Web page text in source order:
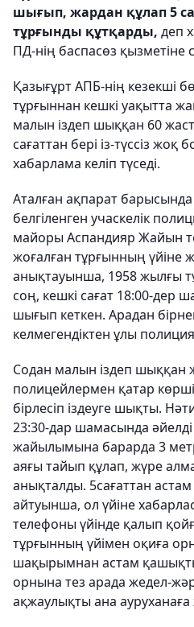
шығып, жардан құлап 5
тұрғынды құтқарды, деп
ПД-нің баспасөз қызметіне
Қазығұрт АПБ-нің кезекші
тұрғыннан кешкі уақытта
малын іздеп шыққан 60
сағаттан бері із-түссіз жоқ
хабарлама келіп түседі.
Аталған ақпарат
белгіленген учаскелік
майоры Аспандияр Жайын
жоғалған тұрғынның үйіне
анықтауынша, 1958 жылғы
соң, кешкі сағат 18:00-дер
шығып кеткен. Арадан
келмегендіктен ұлы
Содан малын іздеп шыққан
полицейлермен қатар
бірлесіп іздеуге шықты.
23:30-дар шамасында
жайылымына барарда 3
аяғы тайып құлап, жүре
анықталды. 5сағаттан
айтуынша, ол үйіне
телефоны үйінде қалып
тұрғынның үйімен оқиға
шақырымнан астам
орнына тез арада жедел-
ақжаулықты ана